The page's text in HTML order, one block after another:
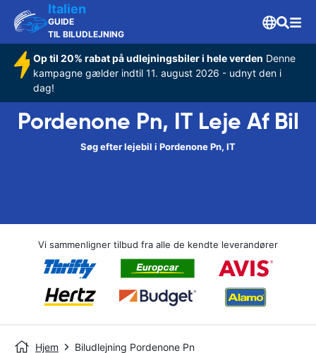
Italien
GUIDE
TIL BILUDLEJNING
Op til 20% rabat på udlejningsbiler i hele verden Denne
kampagne gælder indtil 11. august 2026 - udnyt den i
dag!
Pordenone Pn, IT Leje Af Bil
Søg efter lejebil i Pordenone Pn, IT
Vi sammenligner tilbud fra alle de kendte leverandører
Hjem Biludlejning Pordenone Pn